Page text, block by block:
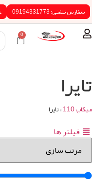
عضویت در بله
0
تایرا